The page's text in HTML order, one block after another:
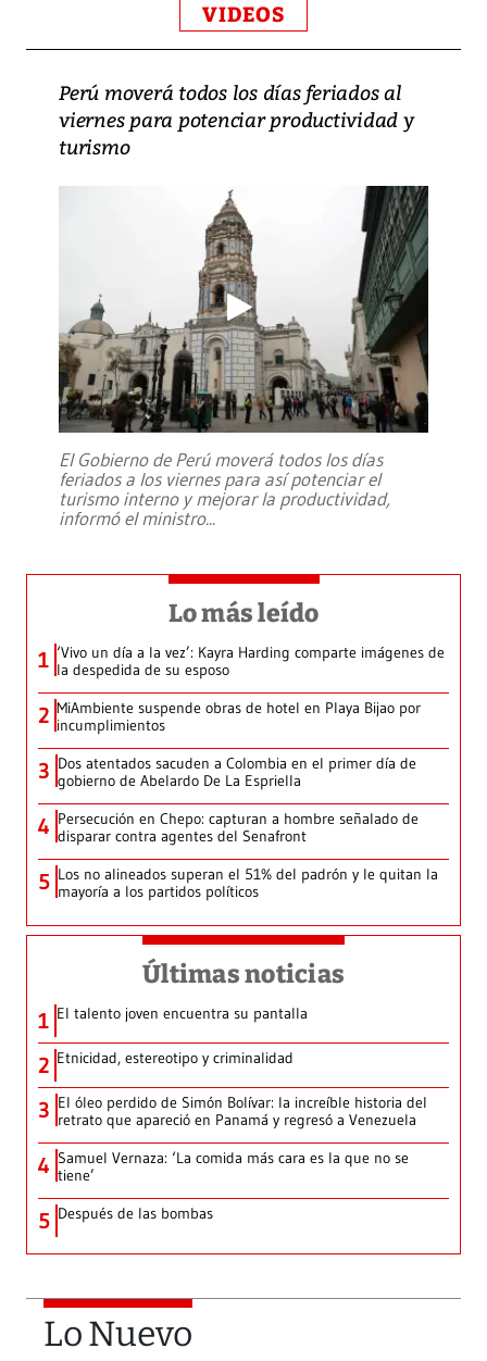
VIDEOS
Perú moverá todos los días feriados al
viernes para potenciar productividad y
turismo
El Gobierno de Perú moverá todos los días
feriados a los viernes para así potenciar el
turismo interno y mejorar la productividad,
informó el ministro...
Lo más leído
1 ‘Vivo un día a la vez’: Kayra Harding comparte imágenes de
la despedida de su esposo
2 MiAmbiente suspende obras de hotel en Playa Bijao por
incumplimientos
3 Dos atentados sacuden a Colombia en el primer día de
gobierno de Abelardo De La Espriella
4 Persecución en Chepo: capturan a hombre señalado de
disparar contra agentes del Senafront
5 Los no alineados superan el 51% del padrón y le quitan la
mayoría a los partidos políticos
Últimas noticias
1 El talento joven encuentra su pantalla​
2 Etnicidad, estereotipo y criminalidad
3 El óleo perdido de Simón Bolívar: la increíble historia del
retrato que apareció en Panamá y regresó a Venezuela
4 Samuel Vernaza: ‘La comida más cara es la que no se
tiene’
5 Después de las bombas
Lo Nuevo